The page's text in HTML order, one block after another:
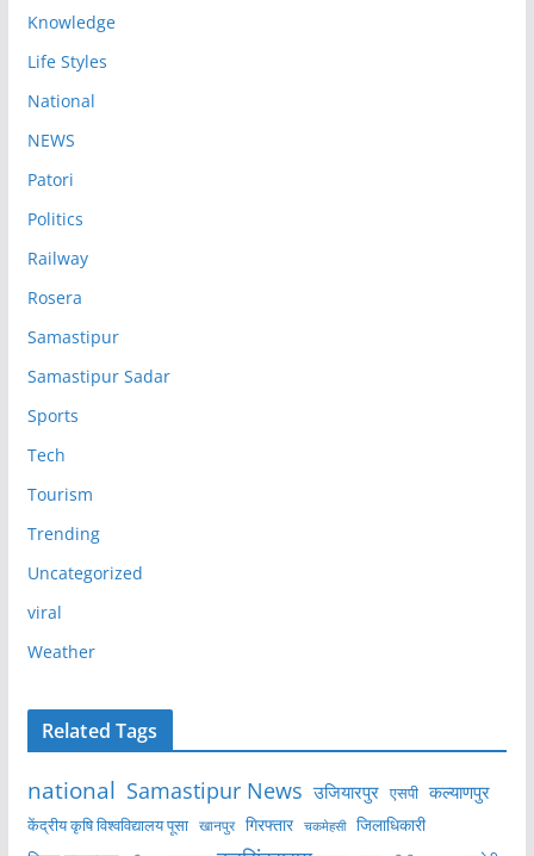
Knowledge
Life Styles
National
NEWS
Patori
Politics
Railway
Rosera
Samastipur
Samastipur Sadar
Sports
Tech
Tourism
Trending
Uncategorized
viral
Weather
Related Tags
national Samastipur News उजियारपुर एसपी कल्याणपुर
केंद्रीय कृषि विश्वविद्यालय पूसा खानपुर गिरफ्तार चकमेहसी जिलाधिकारी